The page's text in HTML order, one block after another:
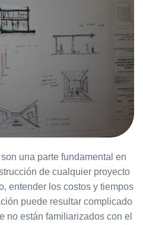
una parte fundamental en
de cualquier proyecto
entender los costos y tiempos
puede resultar complicado
no están familiarizados con el